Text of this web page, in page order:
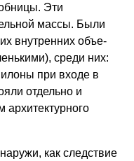
Эти
массы. Были
внутренних объе­
среди них:
при входе в
отдель­но и
архитектур­ного
как следствие